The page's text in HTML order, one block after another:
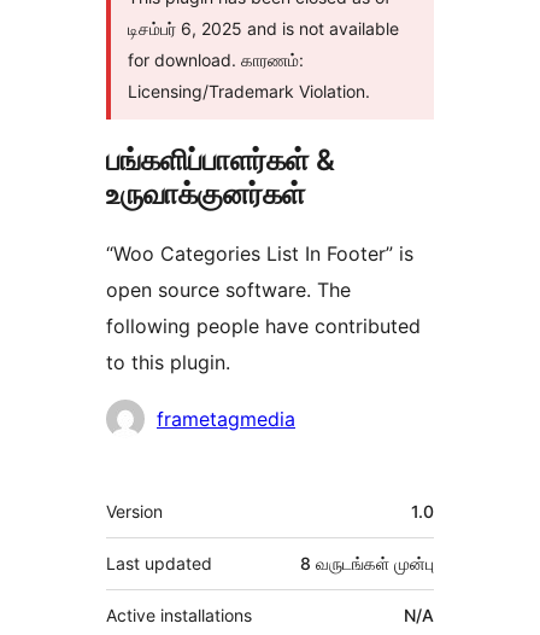
டிசம்பர் 6, 2025 and is not available
for download. காரணம்:
Licensing/Trademark Violation.
பங்களிப்பாளர்கள் &
உருவாக்குனர்கள்
“Woo Categories List In Footer” is
open source software. The
following people have contributed
to this plugin.
பங்களிப்பாளர்கள்
frametagmedia
Meta
Version 1.0
Last updated 8 வருடங்கள் முன்பு
Active installations N/A